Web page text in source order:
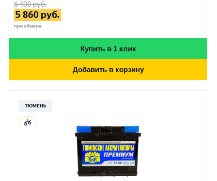
6 400руб.
5 860 руб.
при обмене
Купить в 1 клик
Добавить в корзину
ТЮМЕНЬ